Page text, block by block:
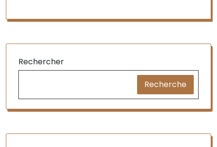
Rechercher
Recherche